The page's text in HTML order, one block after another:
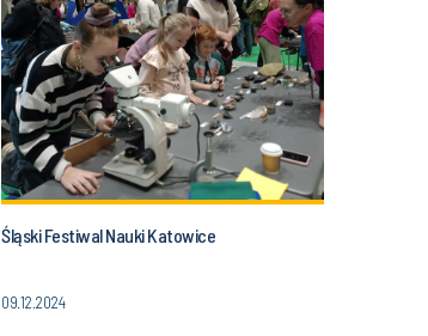
Śląski Festiwal Nauki Katowice
09.12.2024